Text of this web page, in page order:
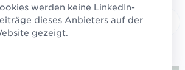
werden keine LinkedIn-
dieses Anbieters auf der
gezeigt.